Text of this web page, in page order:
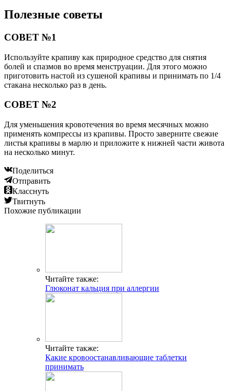
Полезные советы
СОВЕТ №1
Используйте крапиву как природное средство для снятия
болей и спазмов во время менструации. Для этого можно
приготовить настой из сушеной крапивы и принимать по 1/4
стакана несколько раз в день.
СОВЕТ №2
Для уменьшения кровотечения во время месячных можно
применять компрессы из крапивы. Просто заверните свежие
листья крапивы в марлю и приложите к нижней части живота
на несколько минут.
Поделиться
Отправить
Класснуть
Твитнуть
Похожие публикации
Читайте также:
Глюконат кальция при аллергии
Читайте также:
Какие кровоостанавливающие таблетки
принимать